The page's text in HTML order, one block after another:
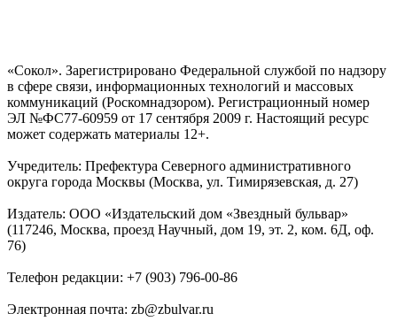
«Сокол». Зарегистрировано Федеральной службой по надзору
в сфере связи, информационных технологий и массовых
коммуникаций (Роскомнадзором). Регистрационный номер
ЭЛ №ФС77-60959 от 17 сентября 2009 г. Настоящий ресурс
может содержать материалы 12+.
Учредитель: Префектура Северного административного
округа города Москвы (Москва, ул. Тимирязевская, д. 27)
Издатель: ООО «Издательский дом «Звездный бульвар»
(117246, Москва, проезд Научный, дом 19, эт. 2, ком. 6Д, оф.
76)
Телефон редакции: +7 (903) 796-00-86
Электронная почта: zb@zbulvar.ru